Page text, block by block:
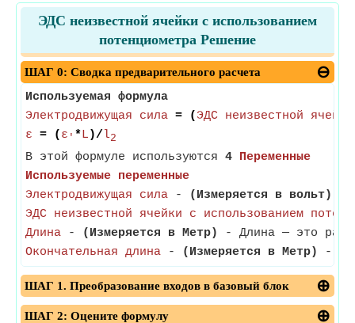
ЭДС неизвестной ячейки с использованием
потенциометра Решение
ШАГ 0: Сводка предварительного расчета
Используемая формула
Электродвижущая сила = (ЭДС неизвестной
ε = ( ε ' *L )/l2
В этой формуле используются 4 Переменные
Используемые переменные
Электродвижущая сила - (Измеряется в вольт)
ЭДС неизвестной ячейки с использованием
Длина - (Измеряется в Метр)
- Длина — это
Окончательная длина - (Измеряется в Метр) -
ШАГ 1. Преобразование входов в базовый блок
ШАГ 2: Оцените формулу